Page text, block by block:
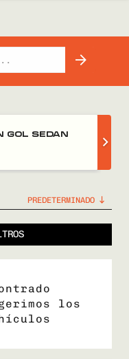
GOL SEDAN
los